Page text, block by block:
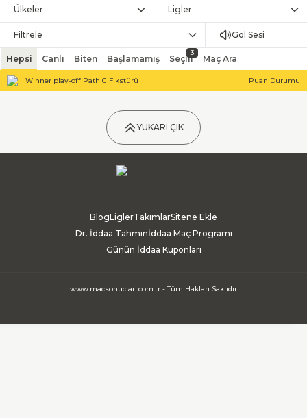
Ülkeler Ligler
Filtrele Gol Sesi
Hepsi Canlı Biten Başlamamış Seçili
3
Maç Ara
Winner play-off Path C Fikstürü Puan Durumu
YUKARI ÇIK
BlogLiglerTakımlarSitene Ekle
Dr. İddaa Tahminİddaa Maç Programı
Günün İddaa Kuponları
www.macsonuclari.com.tr - Tüm Hakları Saklıdır